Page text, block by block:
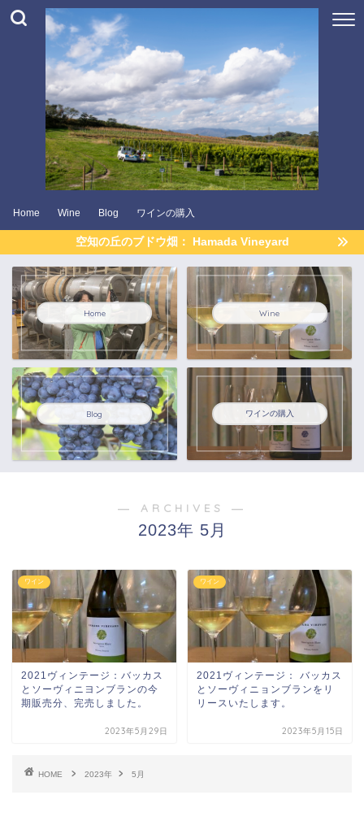
Home Wine Blog ワインの購入
空知の丘のブドウ畑： Hamada Vineyard
Home Wine
Blog ワインの購入
― ARCHIVES ―
2023年 5月
ワイン
2021ヴィンテージ：バッカス
とソーヴィニヨンブランの今
期販売分、完売しました。
2023年5月29日
ワイン
2021ヴィンテージ： バッカス
とソーヴィニョンブランをリ
リースいたします。
2023年5月15日
HOME 2023年 5月